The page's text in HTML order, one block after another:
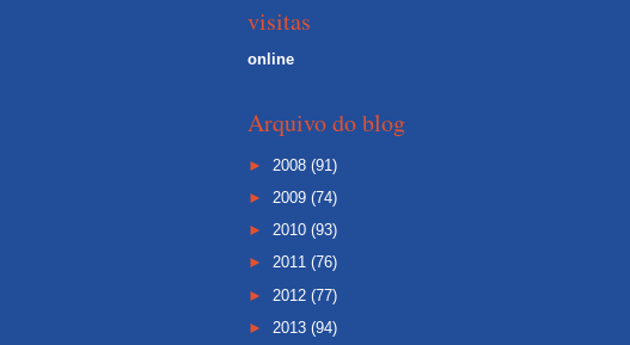
visitas
online
Arquivo do blog
► 2008 (91)
► 2009 (74)
► 2010 (93)
► 2011 (76)
► 2012 (77)
► 2013 (94)